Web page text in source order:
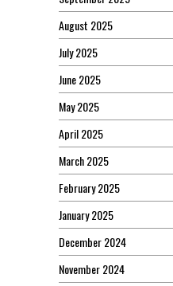
August 2025
July 2025
June 2025
May 2025
April 2025
March 2025
February 2025
January 2025
December 2024
November 2024